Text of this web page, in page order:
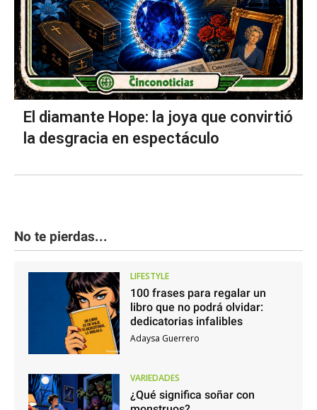
El diamante Hope: la joya que convirtió
la desgracia en espectáculo
No te pierdas...
LIFESTYLE
100 frases para regalar un
libro que no podrá olvidar:
dedicatorias infalibles
Adaysa Guerrero
VARIEDADES
¿Qué significa soñar con